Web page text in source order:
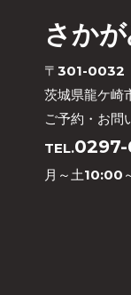
さか
〒301-0032
茨城県龍ケ崎
ご予約・お問
TEL.
月～土